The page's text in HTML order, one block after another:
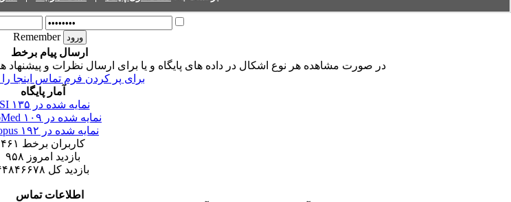
Remember
ارسال پیام برخط
در صورت مشاهده هر نوع اشکال در داده های پایگاه و یا برای ارسال نظرات و پیشنهاد
برای پر کردن فرم تماس اینجا را
آمار پایگاه
نمایه شده در ISI ۱۳۵
نمایه شده در PubMed ۱۰۹
نمایه شده در Scopus ۱۹۲
کاربران برخط ۴۶۱
بازدید امروز ۹۵۸
بازدید کل
اطلاعات تماس